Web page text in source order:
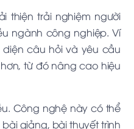
thiện trải nghiệm người
ngành công nghiệp. Ví
câu hỏi và yêu cầu
từ đó nâng cao hiệu
Công nghệ này có thể
giảng, bài thuyết trình